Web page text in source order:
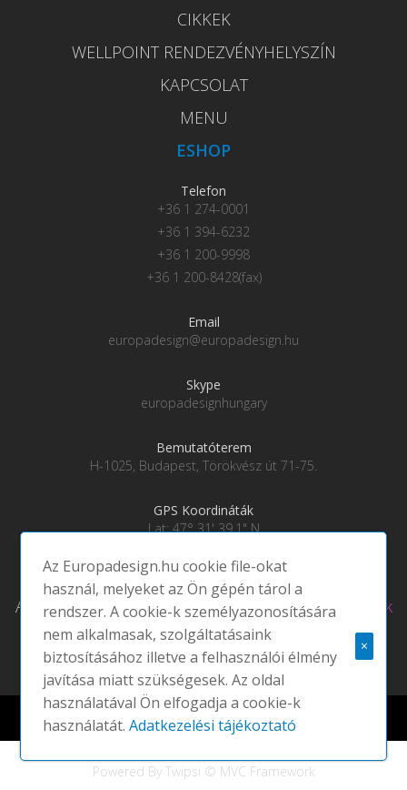
CIKKEK
WELLPOINT RENDEZVÉNYHELYSZÍN
KAPCSOLAT
MENU
ESHOP
Telefon
+36 1 274-0001
+36 1 394-6232
+36 1 200-9998
+36 1 200-8428(fax)
Email
europadesign@europadesign.hu
Skype
europadesignhungary
Bemutatóterem
H-1025, Budapest, Törökvész út 71-75.
GPS Koordináták
Lat: 47° 31' 39.1" N
Adatkezelési tájékoztató|Social média csatornáink
Az Europadesign.hu cookie file-okat
használ, melyeket az Ön gépén tárol a
rendszer. A cookie-k személyazonosítására
nem alkalmasak, szolgáltatásaink
biztosításához illetve a felhasználói élmény
javítása miatt szükségesek. Az oldal
használatával Ön elfogadja a cookie-k
használatát.Adatkezelési tájékoztató
×
Europadesign © 2021 EUROPA DESIGN | All rights reserved |
Powered By Twipsi © MVC Framework